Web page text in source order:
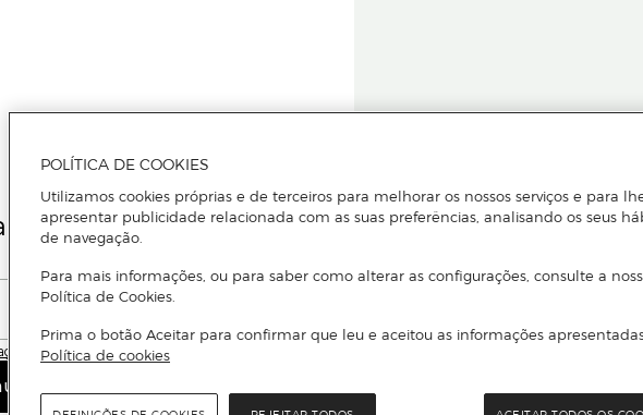
se registar ou
do site
Para quem
POLÍTICA DE COOKIES
Utilizamos cookies próprias e de terceiros para melhorar os nossos serviços e para
apresentar publicidade relacionada com as suas preferências, analisando os seus
de navegação.
Para mais informações, ou para saber como alterar as configurações, consulte a
Política de Cookies.
Prima o botão Aceitar para confirmar que leu e aceitou as informações
Política de cookies